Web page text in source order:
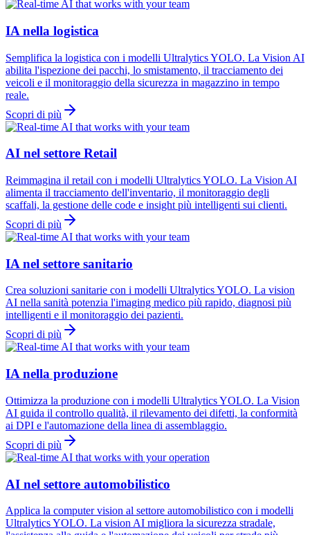
IA nella logistica
Semplifica la logistica con i modelli Ultralytics YOLO. La Vision AI
abilita l'ispezione dei pacchi, lo smistamento, il tracciamento dei
veicoli e il monitoraggio della sicurezza in magazzino in tempo
reale.
Scopri di più
AI nel settore Retail
Reimmagina il retail con i modelli Ultralytics YOLO. La Vision AI
alimenta il tracciamento dell'inventario, il monitoraggio degli
scaffali, la gestione delle code e insight più intelligenti sui clienti.
Scopri di più
IA nel settore sanitario
Crea soluzioni sanitarie con i modelli Ultralytics YOLO. La vision
AI nella sanità potenzia l'imaging medico più rapido, diagnosi più
intelligenti e il monitoraggio dei pazienti.
Scopri di più
IA nella produzione
Ottimizza la produzione con i modelli Ultralytics YOLO. La Vision
AI guida il controllo qualità, il rilevamento dei difetti, la conformità
ai DPI e l'automazione della linea di assemblaggio.
Scopri di più
AI nel settore automobilistico
Applica la computer vision al settore automobilistico con i modelli
Ultralytics YOLO. La vision AI migliora la sicurezza stradale,